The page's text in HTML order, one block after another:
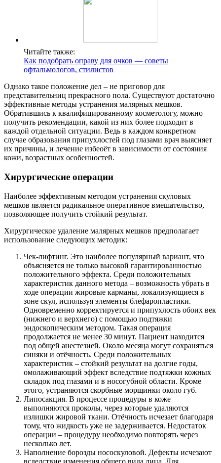
Читайте также:
Как подобрать оправу для очков — советы
офтальмологов, стилистов
Однако такое положение дел – не приговор для
представительниц прекрасного пола. Существуют достаточно
эффективные методы устранения малярных мешков.
Обратившись к квалифицированному косметологу, можно
получить рекомендации, какой из них более подходит в
каждой отдельной ситуации. Ведь в каждом конкретном
случае образования припухлостей под глазами врач выясняет
их причины, и лечение избеоёт в зависимости от состояния
кожи, возрастных особенностей.
Хирургические операции
Наиболее эффективным методом устранения скуловых
мешков является радикальное оперативное вмешательство,
позволяющее получить стойкий результат.
Хирургическое удаление малярных мешков предполагает
использование следующих методик:
Чек-лифтинг. Это наиболее популярный вариант, что
объясняется не только высокой гарантированностью
положительного эффекта. Среди положительных
характеристик данного метода – возможность убрать в
ходе операции жировые карманы, локализующиеся в
зоне скул, используя элементы блефаропластики.
Одновременно корректируется и припухлость обоих век
(нижнего и верхнего) с помощью подтяжки
эндоскопическим методом. Такая операция
продолжается не менее 30 минут. Пациент находится
под общей анестезией. Около месяца могут сохраняться
синяки и отёчность. Среди положительных
характеристик – стойкий результат на долгие годы,
омолаживающий эффект вследствие подтяжки кожных
складок под глазами и в носогубной области. Кроме
этого, устраняются скорбные морщинки около губ.
Липосакция. В процессе процедуры в коже
выполняются проколы, через которые удаляются
излишки жировой ткани. Отёчность исчезает благодаря
тому, что жидкость уже не задерживается. Недостаток
операции – процедуру необходимо повторять через
несколько лет.
Наполнение борозды нососкуловой. Дефекты исчезают
вследствие изменения общего вида лица. Для